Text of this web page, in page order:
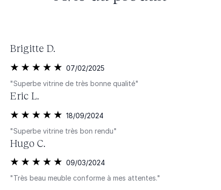
Brigitte D.
07/02/2025
"Superbe vitrine de très bonne qualité"
Eric L.
18/09/2024
"Superbe vitrine très bon rendu"
Hugo C.
09/03/2024
"Très beau meuble conforme à mes attentes."